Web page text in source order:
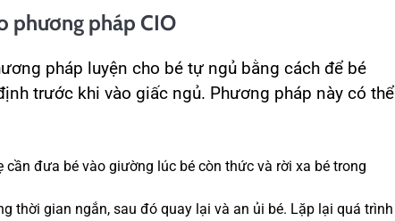
phương pháp CIO
pháp luyện cho bé tự ngủ bằng cách để bé
trước khi vào giấc ngủ. Phương pháp này có thể
cần đưa bé vào giường lúc bé còn thức và rời xa bé trong
thời gian ngắn, sau đó quay lại và an ủi bé. Lặp lại quá trình